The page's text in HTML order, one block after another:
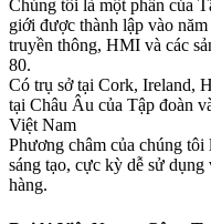
Chúng tôi là một phần của
giới được thành lập vào
truyền thông, HMI và các
80.
Có trụ sở tại Cork, Ireland,
tại Châu Âu của Tập đoàn
Việt Nam
Phương châm của chúng tôi
sáng tạo, cực kỳ dễ sử
hàng.